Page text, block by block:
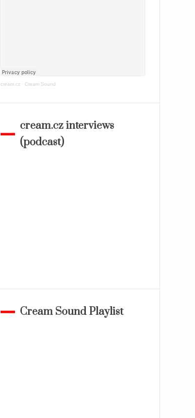
cream.cz · Cream Sound
cream.cz interviews
(podcast)
Cream Sound Playlist